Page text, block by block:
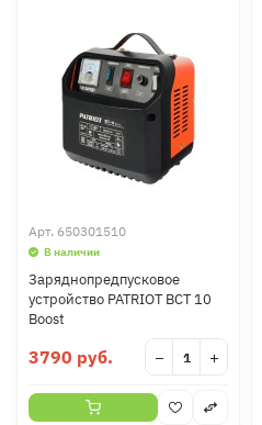
Арт. 650301510
В наличии
Заряднопредпусковое
устройство PATRIOT BCT 10
Boost
3790 руб. − +